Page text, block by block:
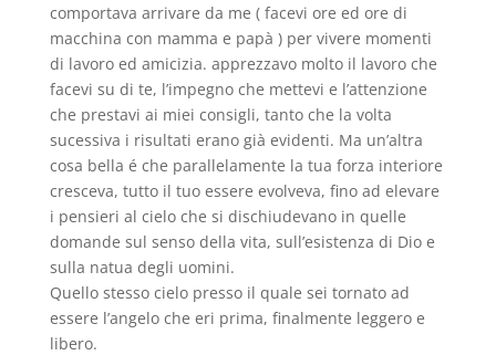
comportava arrivare da me ( facevi ore ed ore di
macchina con mamma e papà ) per vivere momenti
di lavoro ed amicizia. apprezzavo molto il lavoro che
facevi su di te, l’impegno che mettevi e l’attenzione
che prestavi ai miei consigli, tanto che la volta
sucessiva i risultati erano già evidenti. Ma un’altra
cosa bella é che parallelamente la tua forza interiore
cresceva, tutto il tuo essere evolveva, fino ad elevare
i pensieri al cielo che si dischiudevano in quelle
domande sul senso della vita, sull’esistenza di Dio e
sulla natua degli uomini.
Quello stesso cielo presso il quale sei tornato ad
essere l’angelo che eri prima, finalmente leggero e
libero.